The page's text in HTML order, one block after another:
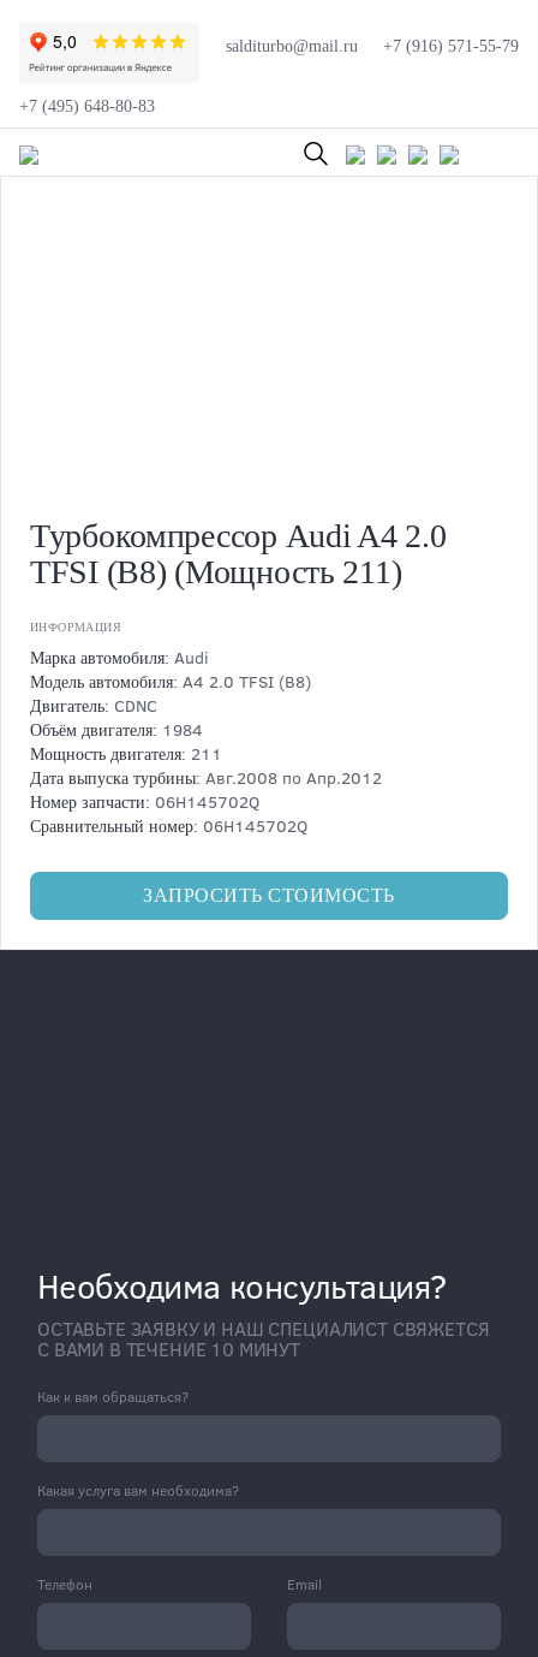
salditurbo@mail.ru +7 (916) 571-55-79
+7 (495) 648-80-83
Турбокомпрессор Audi A4 2.0
TFSI (B8) (Мощность 211)
ИНФОРМАЦИЯ
Марка автомобиля: Audi
Модель автомобиля: A4 2.0 TFSI (B8)
Двигатель: CDNC
Объём двигателя: 1984
Мощность двигателя: 211
Дата выпуска турбины: Авг.2008 по Апр.2012
Номер запчасти: 06H145702Q
Сравнительный номер: 06H145702Q
ЗАПРОСИТЬ СТОИМОСТЬ
Необходима консультация?
ОСТАВЬТЕ ЗАЯВКУ И НАШ СПЕЦИАЛИСТ СВЯЖЕТСЯ
С ВАМИ В ТЕЧЕНИЕ 10 МИНУТ
Как к вам обращаться?
Какая услуга вам необходима?
Телефон Email